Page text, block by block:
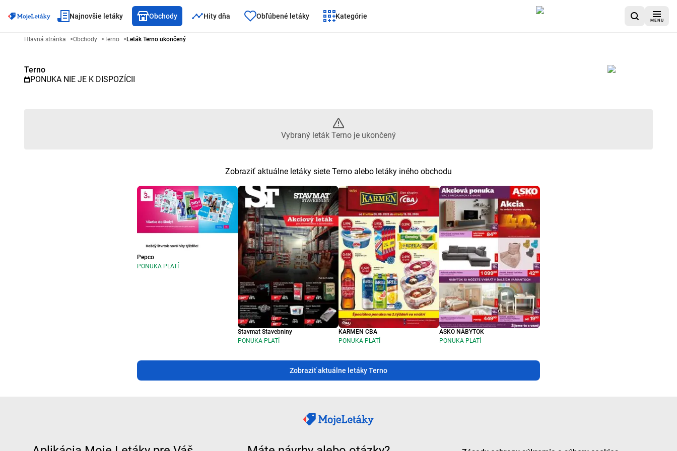
Najnovšie letáky Obchody Hity dňa Obľúbené letáky Kategórie
MENU
Reklamný leták Terno - Vybraný leták Terno je ukončený
Hlavná stránka >Obchody >Terno >Leták Terno ukončený
Terno
PONUKA NIE JE K DISPOZÍCII
Vybraný leták Terno je ukončený
Zobraziť aktuálne letáky siete Terno alebo letáky iného obchodu
Pepco
PONUKA PLATÍ
Stavmat Stavebniny
PONUKA PLATÍ
KARMEN CBA
PONUKA PLATÍ
ASKO NÁBYTOK
PONUKA PLATÍ
Zobraziť aktuálne letáky Terno